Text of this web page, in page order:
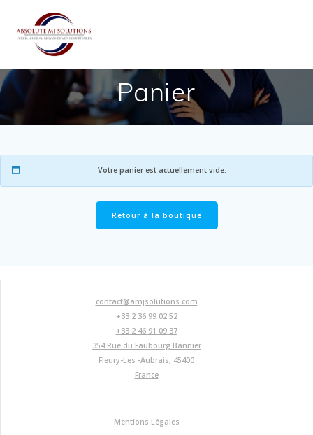
Panier
Votre panier est actuellement vide.
Retour à la boutique
contact@amjsolutions.com
+33 2 36 99 02 52
+33 2 46 91 09 37
354 Rue du Faubourg Bannier
Fleury-Les -Aubrais, 45400
France
Mentions Légales